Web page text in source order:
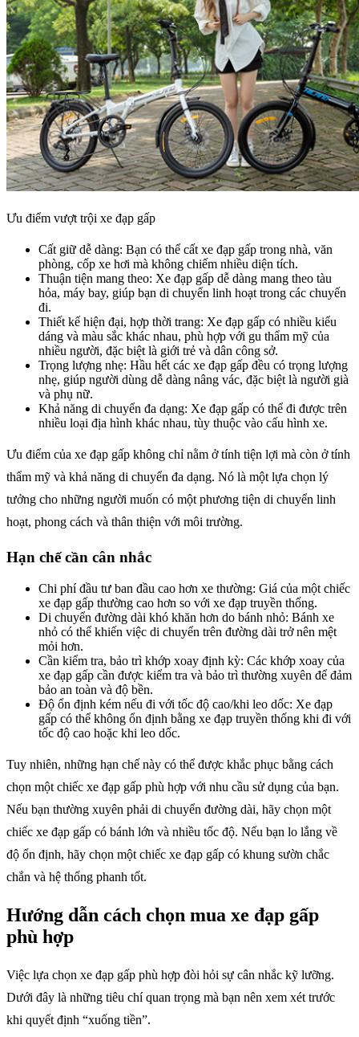
Ưu điểm vượt trội xe đạp gấp
Cất giữ dễ dàng: Bạn có thể cất xe đạp gấp trong nhà, văn
phòng, cốp xe hơi mà không chiếm nhiều diện tích.
Thuận tiện mang theo: Xe đạp gấp dễ dàng mang theo tàu
hỏa, máy bay, giúp bạn di chuyển linh hoạt trong các chuyến
đi.
Thiết kế hiện đại, hợp thời trang: Xe đạp gấp có nhiều kiểu
dáng và màu sắc khác nhau, phù hợp với gu thẩm mỹ của
nhiều người, đặc biệt là giới trẻ và dân công sở.
Trọng lượng nhẹ: Hầu hết các xe đạp gấp đều có trọng lượng
nhẹ, giúp người dùng dễ dàng nâng vác, đặc biệt là người già
và phụ nữ.
Khả năng di chuyển đa dạng: Xe đạp gấp có thể đi được trên
nhiều loại địa hình khác nhau, tùy thuộc vào cấu hình xe.
Ưu điểm của xe đạp gấp không chỉ nằm ở tính tiện lợi mà còn ở tính
thẩm mỹ và khả năng di chuyển đa dạng. Nó là một lựa chọn lý
tưởng cho những người muốn có một phương tiện di chuyển linh
hoạt, phong cách và thân thiện với môi trường.
Hạn chế cần cân nhắc
Chi phí đầu tư ban đầu cao hơn xe thường: Giá của một chiếc
xe đạp gấp thường cao hơn so với xe đạp truyền thống.
Di chuyển đường dài khó khăn hơn do bánh nhỏ: Bánh xe
nhỏ có thể khiến việc di chuyển trên đường dài trở nên mệt
mỏi hơn.
Cần kiểm tra, bảo trì khớp xoay định kỳ: Các khớp xoay của
xe đạp gấp cần được kiểm tra và bảo trì thường xuyên để đảm
bảo an toàn và độ bền.
Độ ổn định kém nếu đi với tốc độ cao/khi leo dốc: Xe đạp
gấp có thể không ổn định bằng xe đạp truyền thống khi đi với
tốc độ cao hoặc khi leo dốc.
Tuy nhiên, những hạn chế này có thể được khắc phục bằng cách
chọn một chiếc xe đạp gấp phù hợp với nhu cầu sử dụng của bạn.
Nếu bạn thường xuyên phải di chuyển đường dài, hãy chọn một
chiếc xe đạp gấp có bánh lớn và nhiều tốc độ. Nếu bạn lo lắng về
độ ổn định, hãy chọn một chiếc xe đạp gấp có khung sườn chắc
chắn và hệ thống phanh tốt.
Hướng dẫn cách chọn mua xe đạp gấp
phù hợp
Việc lựa chọn xe đạp gấp phù hợp đòi hỏi sự cân nhắc kỹ lưỡng.
Dưới đây là những tiêu chí quan trọng mà bạn nên xem xét trước
khi quyết định “xuống tiền”.